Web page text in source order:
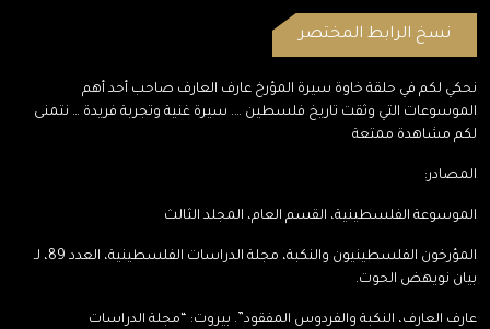
نسخ الرابط المختصر
نحكي لكم في حلقة خاوة سيرة المؤرخ عارف العارف صاحب أحد أهم
الموسوعات التي وثقت تاريخ فلسطين …. سيرة غنية وتجربة فريدة … نتمنى
لكم مشاهدة ممتعة
المصادر:
الموسوعة الفلسطينية، القسم العام، المجلد الثالث
المؤرخون الفلسطينيون والنكبة، مجلة الدراسات الفلسطينية، العدد 89، لـ
بيان نويهض الحوت.
عارف العارف، النكبة والفردوس المفقود”. بيروت: “مجلة الدراسات